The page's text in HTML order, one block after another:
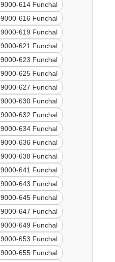
9000-614 Funchal
9000-616 Funchal
9000-619 Funchal
9000-621 Funchal
9000-623 Funchal
9000-625 Funchal
9000-627 Funchal
9000-630 Funchal
9000-632 Funchal
9000-634 Funchal
9000-636 Funchal
9000-638 Funchal
9000-641 Funchal
9000-643 Funchal
9000-645 Funchal
9000-647 Funchal
9000-649 Funchal
9000-653 Funchal
9000-655 Funchal